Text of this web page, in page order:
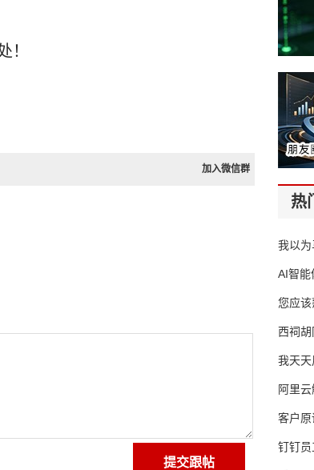
！
加入微信群
热
我以
AI智能
错过了
您应
西祠
我天
16万亿
阿里
客户原
钉钉